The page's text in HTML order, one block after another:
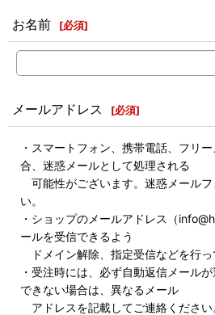
お名前 [必須]
メールアドレス [必須]
・スマートフォン、携帯電話、フリ
合、迷惑メールとして処理される
可能性がございます。迷惑メールフ
い。
・ショップのメールアドレス（
ールを受信できるよう
ドメイン解除、指定受信などを行っ
・受注時には、必ず自動返信メール
できない場合は、異なるメール
アドレスを記載してご連絡ください